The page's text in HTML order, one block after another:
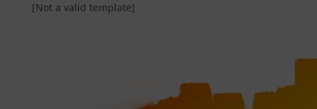
[Not a valid template]